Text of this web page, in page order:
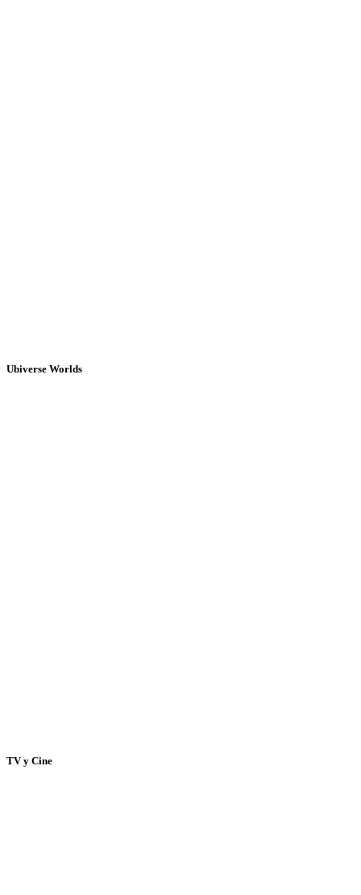
Ubiverse Worlds
TV y Cine